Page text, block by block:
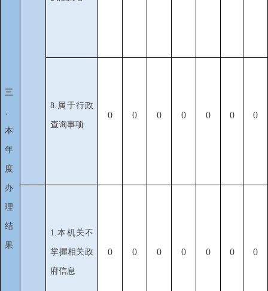
三
、
本
年
度
办
理
结
果
8.属于行政
查询事项
0 0 0 0 0 0 0
1.本机关不
掌握相关政
府信息
0 0 0 0 0 0 0